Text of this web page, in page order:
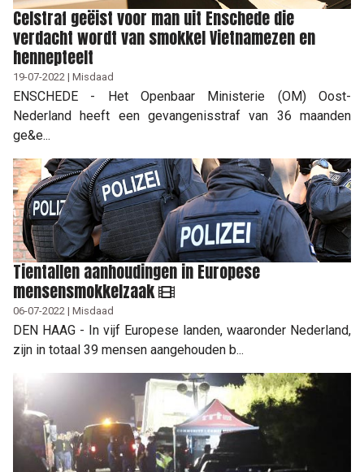
Celstraf geëist voor man uit Enschede die
verdacht wordt van smokkel Vietnamezen en
hennepteelt
19-07-2022 | Misdaad
ENSCHEDE - Het Openbaar Ministerie (OM) Oost-
Nederland heeft een gevangenisstraf van 36 maanden
ge&e...
Tientallen aanhoudingen in Europese
mensensmokkelzaak
06-07-2022 | Misdaad
DEN HAAG - In vijf Europese landen, waaronder Nederland,
zijn in totaal 39 mensen aangehouden b...